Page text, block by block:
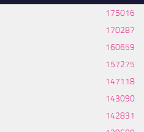
175016
170287
160659
157275
147118
143090
142831